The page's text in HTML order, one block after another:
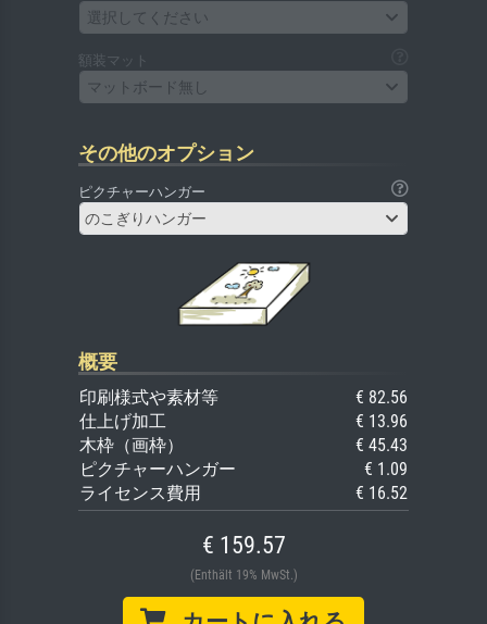
選択してください
額装マット
マットボード無し
その他のオプション
ピクチャーハンガー
のこぎりハンガー
概要
印刷様式や素材等
€ 82.56
仕上げ加工
€ 13.96
木枠（画枠）
€ 45.43
ピクチャーハンガー
€ 1.09
ライセンス費用
€ 16.52
€ 159.57
(Enthält 19% MwSt.)